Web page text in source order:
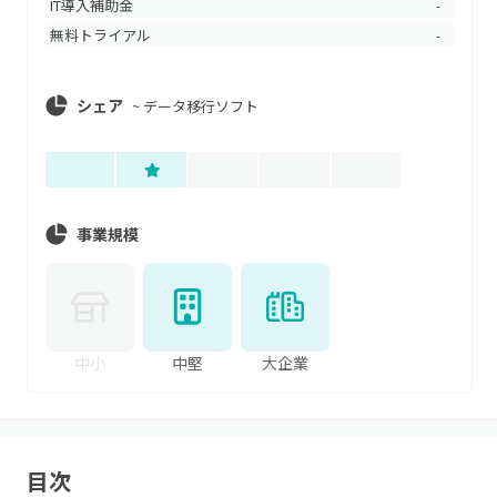
IT導入補助金 -
無料トライアル -
シェア ~ データ移行ソフト
事業規模
中小 中堅 大企業
目次